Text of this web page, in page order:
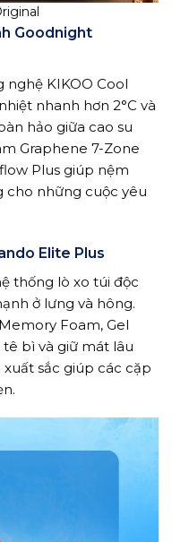
Goodnight
KIKOO Cool
nhanh hơn 2°C và
hảo giữa cao su
Graphene 7-Zone
Plus giúp nệm
cho những cuộc yêu
Elite Plus
thống lò xo túi độc
ở lưng và hông.
Foam, Gel
bì và giữ mát lâu
sắc giúp các cặp